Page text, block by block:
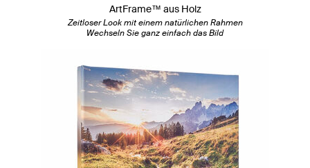
ArtFrame™ aus Holz
Zeitloser Look mit einem natürlichen Rahmen
Wechseln Sie ganz einfach das Bild